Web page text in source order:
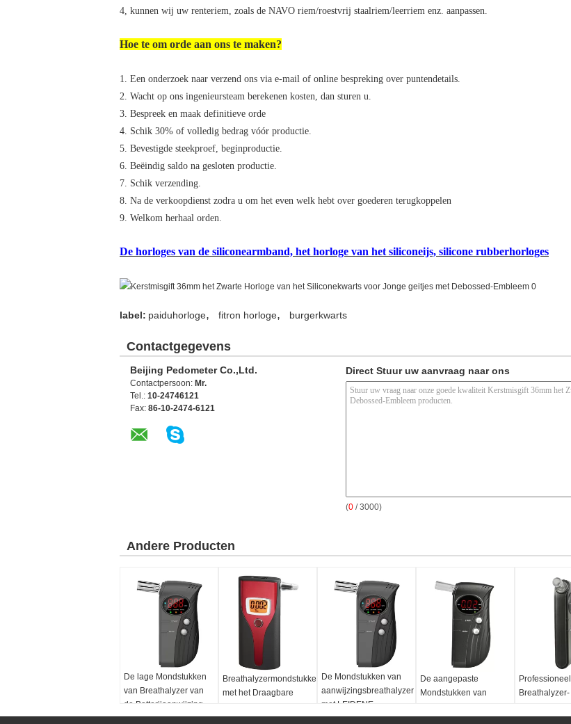
4, kunnen wij uw renteriem, zoals de NAVO riem/roestvrij staalriem/leerriem enz. aanpassen.
Hoe te om orde aan ons te maken?
1. Een onderzoek naar verzend ons via e-mail of online bespreking over puntendetails.
2. Wacht op ons ingenieursteam berekenen kosten, dan sturen u.
3. Bespreek en maak definitieve orde
4. Schik 30% of volledig bedrag vóór productie.
5. Bevestigde steekproef, beginproductie.
6. Beëindig saldo na gesloten productie.
7. Schik verzending.
8. Na de verkoopdienst zodra u om het even welk hebt over goederen terugkoppelen
9. Welkom herhaal orden.
De horloges van de siliconearmband, het horloge van het siliconeijs, silicone rubberhorloges
label: paiduhorloge, fitron horloge, burgerkwarts
Contactgegevens
Beijing Pedometer Co.,Ltd.
Contactpersoon: Mr.
Tel.: 10-24746121
Fax: 86-10-2474-6121
Direct Stuur uw aanvraag naar ons
(0 / 3000)
Andere Producten
De lage Mondstukken
van Breathalyzer van
de Batterijaanwijzing
met LEIDENE
Breathalyzermondstukken
met het Draagbare
De Mondstukken van
aanwijzingsbreathalyzer
met LEIDENE
vertonings rode
De aangepaste
Mondstukken van
Professioneel
Breathalyzer-